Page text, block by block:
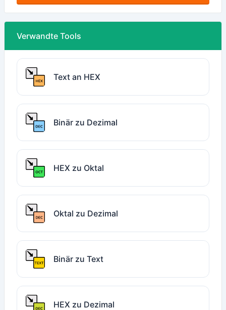
Verwandte Tools
Text an HEX
Binär zu Dezimal
HEX zu Oktal
Oktal zu Dezimal
Binär zu Text
HEX zu Dezimal